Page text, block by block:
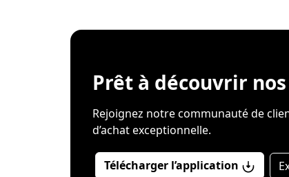
Prêt à découvrir
Rejoignez notre communauté de
d’achat exceptionnelle.
Télécharger l’application